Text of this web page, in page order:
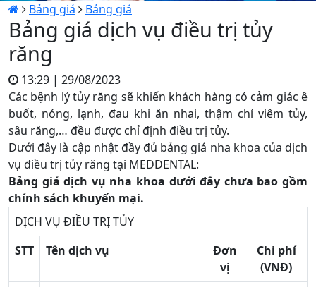
Bảng giá Bảng giá
Bảng giá dịch vụ điều trị tủy
răng
13:29 | 29/08/2023
Các bệnh lý tủy răng sẽ khiến khách hàng có cảm giác ê
buốt, nóng, lạnh, đau khi ăn nhai, thậm chí viêm tủy,
sâu răng,… đều được chỉ định điều trị tủy.
Dưới đây là cập nhật đầy đủ bảng giá nha khoa của dịch
vụ điều trị tủy răng tại MEDDENTAL:
Bảng giá dịch vụ nha khoa dưới đây chưa bao gồm
chính sách khuyến mại.
DỊCH VỤ ĐIỀU TRỊ TỦY
STT
Tên dịch vụ
Đơn
vị
Chi phí
(VNĐ)